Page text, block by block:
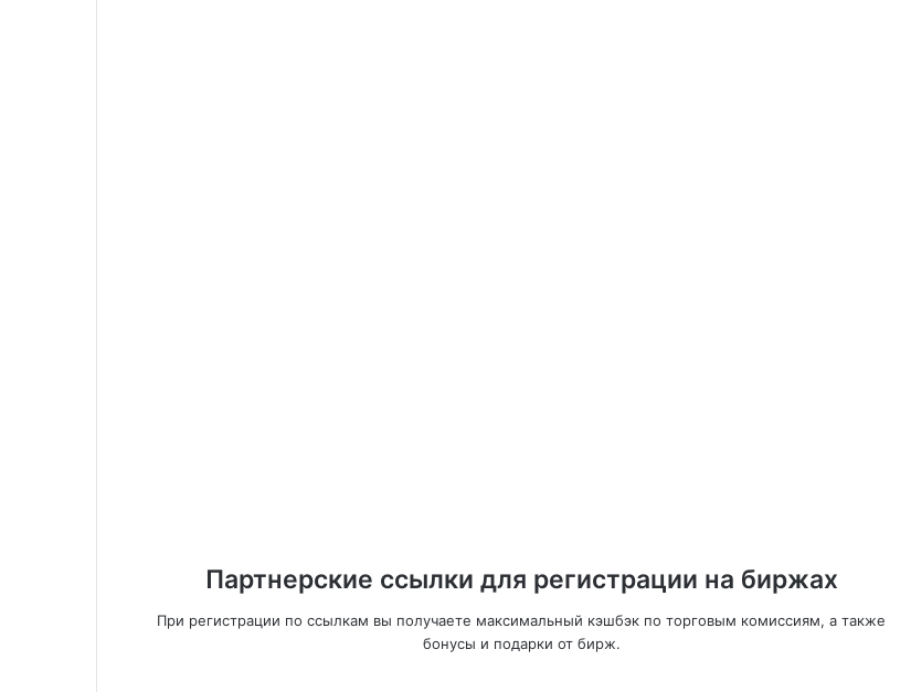
Партнерские ссылки для регистрации на биржах
При регистрации по ссылкам вы получаете максимальный кэшбэк по торговым комиссиям, а также
бонусы и подарки от бирж.